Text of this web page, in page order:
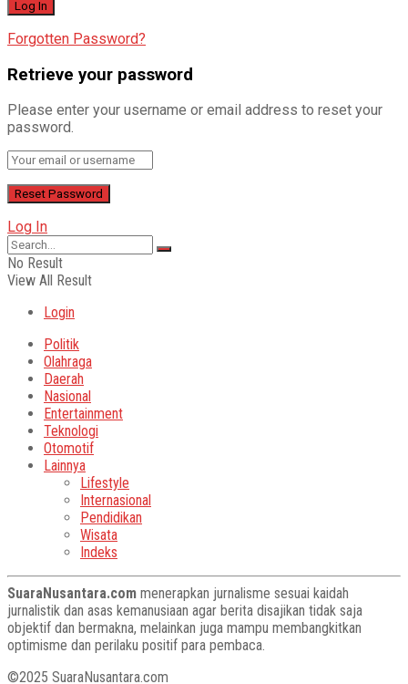
Forgotten Password?
Retrieve your password
Please enter your username or email address to reset your
password.
Log In
No Result
View All Result
Login
Politik
Olahraga
Daerah
Nasional
Entertainment
Teknologi
Otomotif
Lainnya
Lifestyle
Internasional
Pendidikan
Wisata
Indeks
SuaraNusantara.com menerapkan jurnalisme sesuai kaidah
jurnalistik dan asas kemanusiaan agar berita disajikan tidak saja
objektif dan bermakna, melainkan juga mampu membangkitkan
optimisme dan perilaku positif para pembaca.
©2025 SuaraNusantara.com